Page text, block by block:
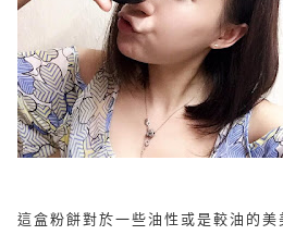
這盒粉餅對於一些油性或是較油的美